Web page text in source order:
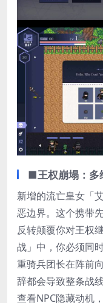
■王权崩塌：多
新增的流亡皇女「
恶边界。这个携带
反转颠覆你对王权
战」中，你必须同
重骑兵团长在阵前
辞都会导致整条战
查看NPC隐藏动机